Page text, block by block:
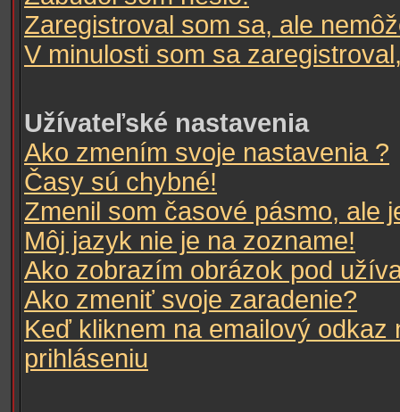
Zaregistroval som sa, ale
V minulosti som sa
Užívateľské nastavenia
Ako zmením svoje nastavenia ?
Časy sú chybné!
Zmenil som časové pásmo, ale
Môj jazyk nie je na zozname!
Ako zobrazím obrázok pod
Ako zmeniť svoje zaradenie?
Keď kliknem na emailový
prihláseniu